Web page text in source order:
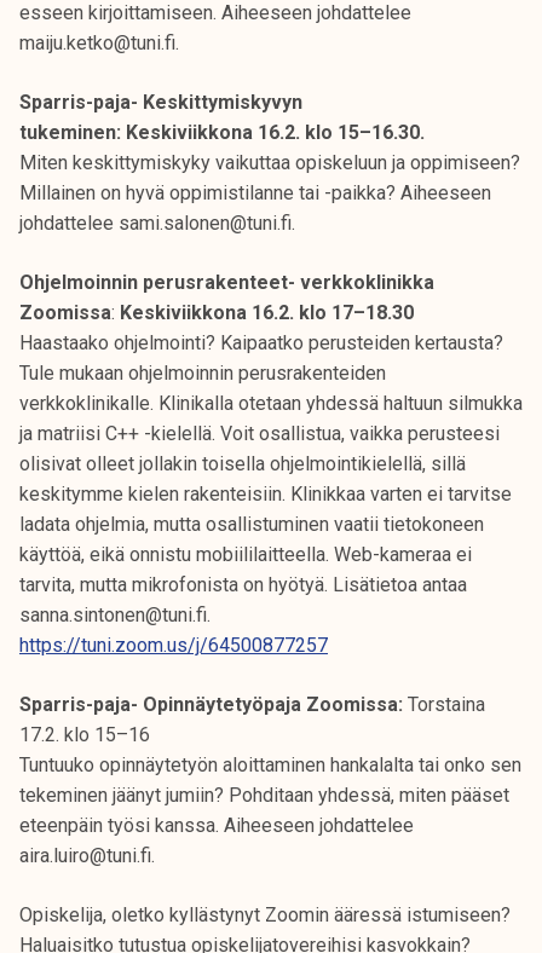
esseen kirjoittamiseen. Aiheeseen johdattelee
maiju.ketko@tuni.fi.
Sparris-paja- Keskittymiskyvyn
tukeminen: Keskiviikkona 16.2. klo 15–16.30.
Miten keskittymiskyky vaikuttaa opiskeluun ja oppimiseen?
Millainen on hyvä oppimistilanne tai -paikka? Aiheeseen
johdattelee sami.salonen@tuni.fi.
Ohjelmoinnin perusrakenteet- verkkoklinikka
Zoomissa: Keskiviikkona 16.2. klo 17–18.30
Haastaako ohjelmointi? Kaipaatko perusteiden kertausta?
Tule mukaan ohjelmoinnin perusrakenteiden
verkkoklinikalle. Klinikalla otetaan yhdessä haltuun silmukka
ja matriisi C++ -kielellä. Voit osallistua, vaikka perusteesi
olisivat olleet jollakin toisella ohjelmointikielellä, sillä
keskitymme kielen rakenteisiin. Klinikkaa varten ei tarvitse
ladata ohjelmia, mutta osallistuminen vaatii tietokoneen
käyttöä, eikä onnistu mobiililaitteella. Web-kameraa ei
tarvita, mutta mikrofonista on hyötyä. Lisätietoa antaa
sanna.sintonen@tuni.fi.
https://tuni.zoom.us/j/64500877257
Sparris-paja- Opinnäytetyöpaja Zoomissa: Torstaina
17.2. klo 15–16
Tuntuuko opinnäytetyön aloittaminen hankalalta tai onko sen
tekeminen jäänyt jumiin? Pohditaan yhdessä, miten pääset
eteenpäin työsi kanssa. Aiheeseen johdattelee
aira.luiro@tuni.fi.
Opiskelija, oletko kyllästynyt Zoomin ääressä istumiseen?
Haluaisitko tutustua opiskelijatovereihisi kasvokkain?